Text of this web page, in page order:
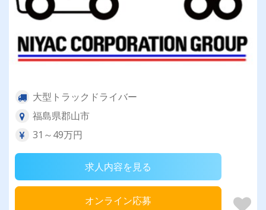
大型トラックドライバー
福島県郡山市
31～49万円
求人内容を見る
オンライン応募